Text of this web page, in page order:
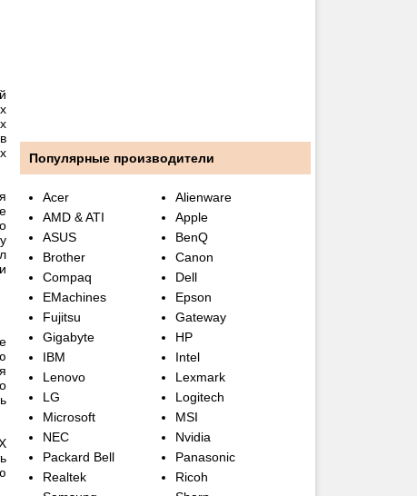
Популярные производители
Acer
Alienware
AMD & ATI
Apple
ASUS
BenQ
Brother
Canon
Compaq
Dell
EMachines
Epson
Fujitsu
Gateway
Gigabyte
HP
IBM
Intel
Lenovo
Lexmark
LG
Logitech
Microsoft
MSI
NEC
Nvidia
Packard Bell
Panasonic
Realtek
Ricoh